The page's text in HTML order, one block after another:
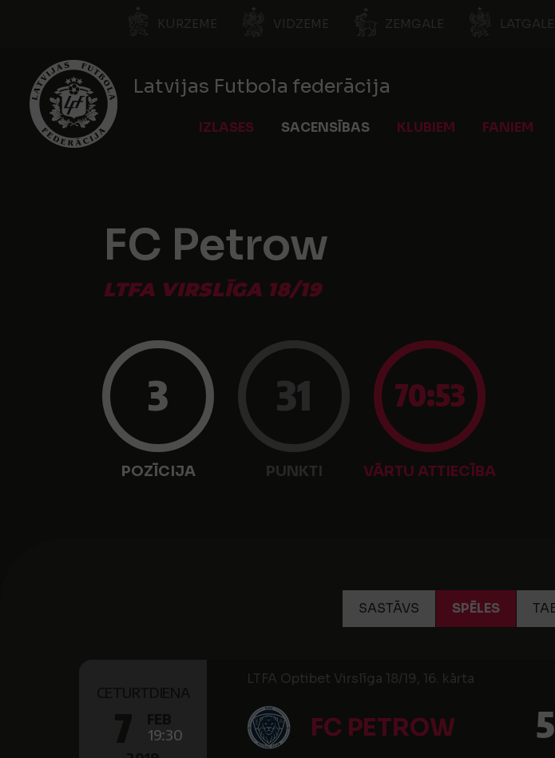
KURZEME VIDZEME ZEMGALE LATGALE
Latvijas Futbola federācija
IZLASES SACENSĪBAS KLUBIEM FANIEM
FC Petrow
LTFA VIRSLĪGA 18/19
3
POZĪCIJA
31
PUNKTI
70:53
VĀRTU ATTIECĪBA
SASTĀVS SPĒLES
19:30
LTFA Optibet Virslīga 18/19, 16. kārta
FC PETROW 5